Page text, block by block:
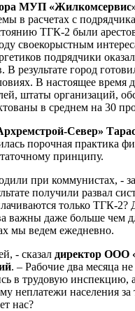
МУП
в расчетах с
ТГК-2 были
своекорыстным
подрядчики
В результате город
В настоящее время
штаты организаций,
в среднем на 30
Север»
порочная практика
принципу.
при коммунистах, -
получили развал
только ТГК-2?
важны даже больше чем
мы ведем ежедневно.
- сказал директор ООО
. – Рабочие два месяца
в трудовую инспекцию,
неплатежи населения за
нас?